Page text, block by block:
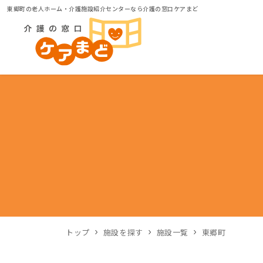
東郷町の老人ホーム・介護施設紹介センターなら介護の窓口ケアまど
トップ 施設を探す 施設一覧 東郷町